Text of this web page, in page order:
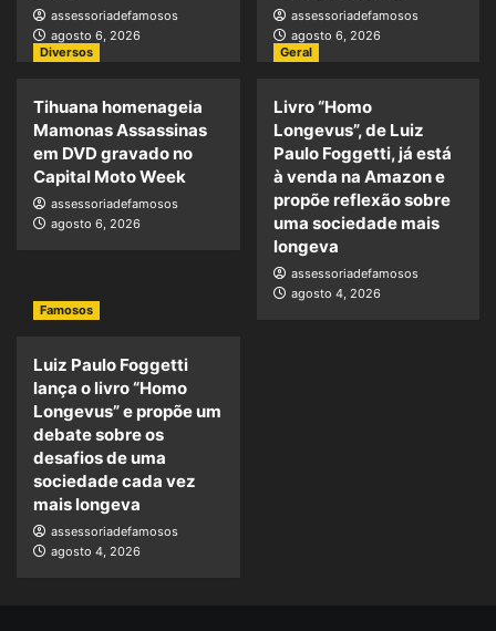
assessoriadefamosos
agosto 6, 2026
assessoriadefamosos
agosto 6, 2026
Diversos
Tihuana homenageia
Mamonas Assassinas
em DVD gravado no
Capital Moto Week
assessoriadefamosos
agosto 6, 2026
Geral
Livro “Homo
Longevus”, de Luiz
Paulo Foggetti, já está
à venda na Amazon e
propõe reflexão sobre
uma sociedade mais
longeva
assessoriadefamosos
agosto 4, 2026
Famosos
Luiz Paulo Foggetti
lança o livro “Homo
Longevus” e propõe um
debate sobre os
desafios de uma
sociedade cada vez
mais longeva
assessoriadefamosos
agosto 4, 2026